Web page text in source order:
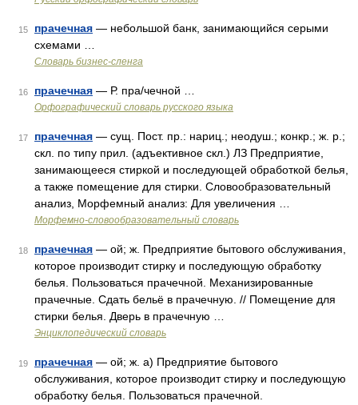
15 прачечная — небольшой банк, занимающийся серыми
схемами …
Словарь бизнес-сленга
16 прачечная — Р. пра/чечной …
Орфографический словарь русского языка
17 прачечная — сущ. Пост. пр.: нариц.; неодуш.; конкр.; ж. р.;
скл. по типу прил. (адъективное скл.) ЛЗ Предприятие,
занимающееся стиркой и последующей обработкой белья,
а также помещение для стирки. Словообразовательный
анализ, Морфемный анализ: Для увеличения …
Морфемно-словообразовательный словарь
18 прачечная — ой; ж. Предприятие бытового обслуживания,
которое производит стирку и последующую обработку
белья. Пользоваться прачечной. Механизированные
прачечные. Сдать бельё в прачечную. // Помещение для
стирки белья. Дверь в прачечную …
Энциклопедический словарь
19 прачечная — ой; ж. а) Предприятие бытового
обслуживания, которое производит стирку и последующую
обработку белья. Пользоваться прачечной.